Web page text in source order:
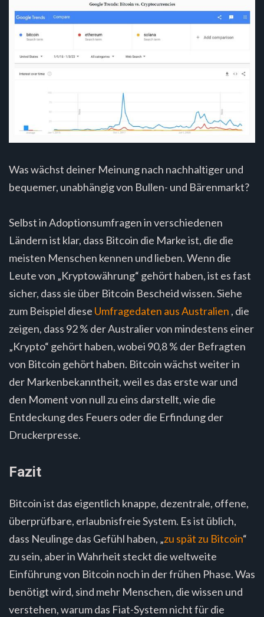
Was wächst deiner Meinung nach nachhaltiger und
bequemer, unabhängig von Bullen- und Bärenmarkt?
Selbst in Adoptionsumfragen in verschiedenen
Ländern ist klar, dass Bitcoin die Marke ist, die die
meisten Menschen kennen und lieben. Wenn die
Leute von „Kryptowährung“ gehört haben, ist es fast
sicher, dass sie über Bitcoin Bescheid wissen. Siehe
zum Beispiel diese Umfragedaten aus Australien , die
zeigen, dass 92 % der Australier von mindestens einer
„Krypto“ gehört haben, wobei 90,8 % der Befragten
von Bitcoin gehört haben. Bitcoin wächst weiter in
der Markenbekanntheit, weil es das erste war und
den Moment von null zu eins darstellt, wie die
Entdeckung des Feuers oder die Erfindung der
Druckerpresse.
Fazit
Bitcoin ist das eigentlich knappe, dezentrale, offene,
überprüfbare, erlaubnisfreie System. Es ist üblich,
dass Neulinge das Gefühl haben, „zu spät zu Bitcoin“
zu sein, aber in Wahrheit steckt die weltweite
Einführung von Bitcoin noch in der frühen Phase. Was
benötigt wird, sind mehr Menschen, die wissen und
verstehen, warum das Fiat-System nicht für die